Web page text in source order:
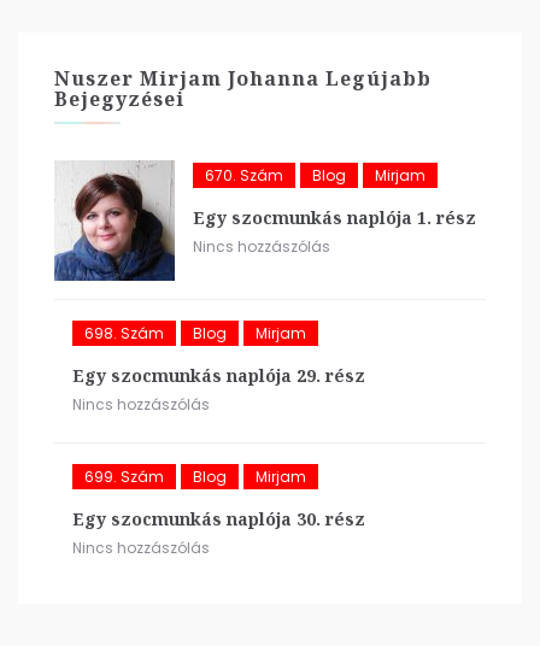
Nuszer Mirjam Johanna Legújabb
Bejegyzései
670. Szám Blog Mirjam
Egy szocmunkás naplója 1. rész
Nincs hozzászólás
698. Szám Blog Mirjam
Egy szocmunkás naplója 29. rész
Nincs hozzászólás
699. Szám Blog Mirjam
Egy szocmunkás naplója 30. rész
Nincs hozzászólás